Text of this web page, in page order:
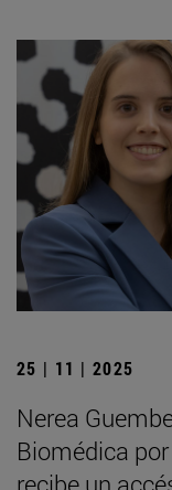
25 | 11 | 2025
Nerea
Biomédica